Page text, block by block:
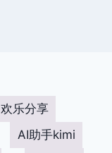
欢乐分享
AI助手kimi